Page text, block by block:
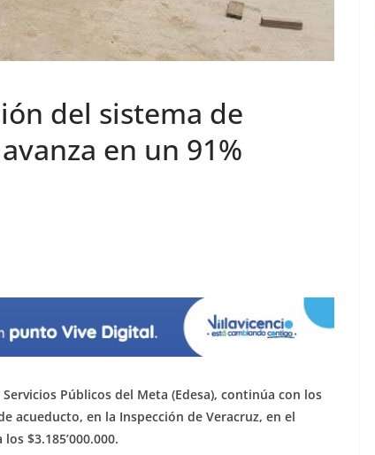
del sistema de
en un 91%
Públicos del Meta (Edesa), continúa con los
acueducto, en la Inspección de Veracruz, en el
$3.185’000.000.